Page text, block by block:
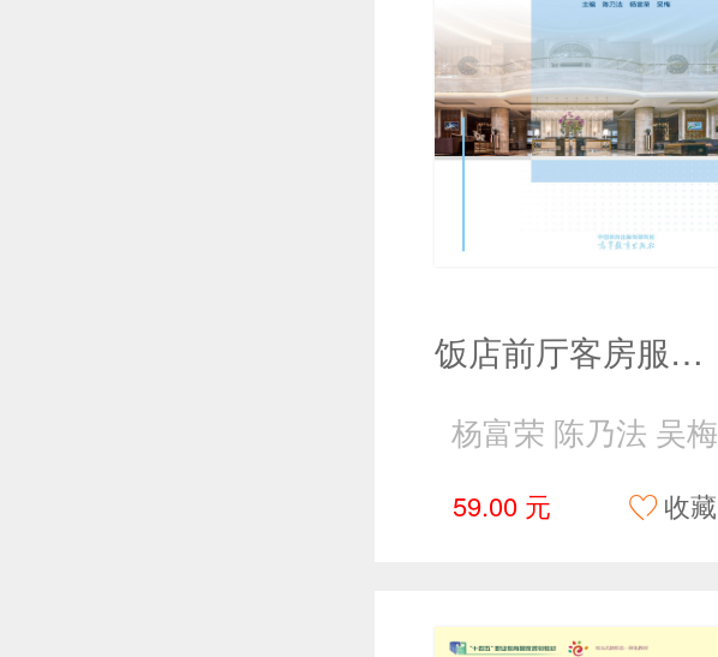
饭店前厅客房服务与管理（第四版）
杨富荣 陈乃法 吴梅
59.00 元 收藏